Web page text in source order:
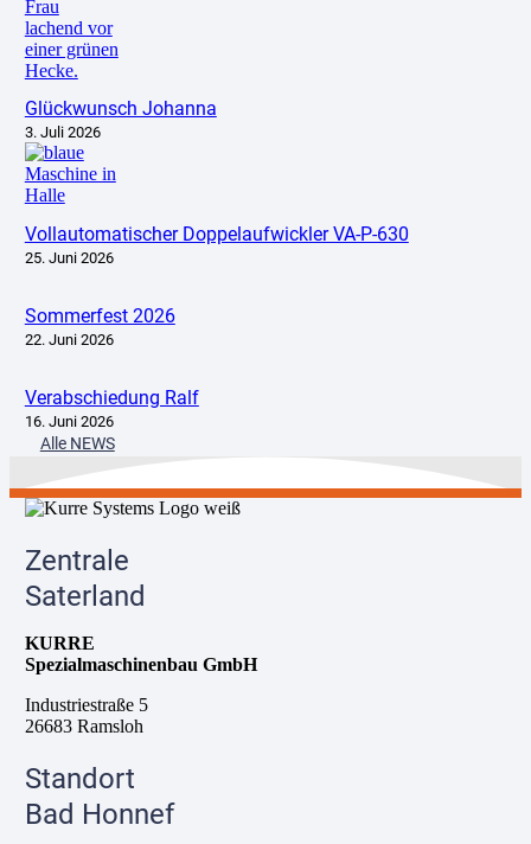
Glückwunsch Johanna
3. Juli 2026
Vollautomatischer Doppelaufwickler VA-P-630
25. Juni 2026
Sommerfest 2026
22. Juni 2026
Verabschiedung Ralf
16. Juni 2026
Alle NEWS
Zentrale
Saterland
KURRE
Spezialmaschinenbau GmbH
Industriestraße 5
26683 Ramsloh
Standort
Bad Honnef